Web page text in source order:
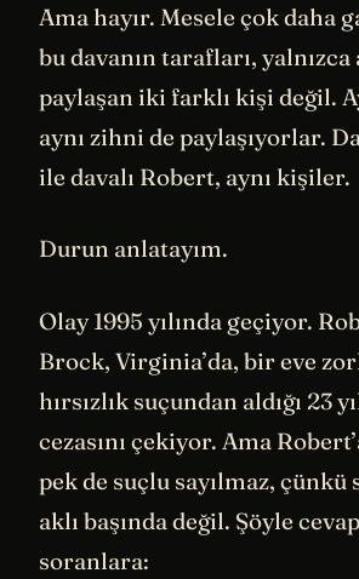
Ama hayır. Mesele çok daha
bu davanın tarafları, yalnızca
paylaşan iki farklı kişi değil.
aynı zihni de paylaşıyorlar.
ile davalı Robert, aynı kişiler.
Durun anlatayım.
Olay 1995 yılında geçiyor.
Brock, Virginia’da, bir eve
hırsızlık suçundan aldığı 23
cezasını çekiyor. Ama
pek de suçlu sayılmaz, çünkü
aklı başında değil. Şöyle
soranlara: